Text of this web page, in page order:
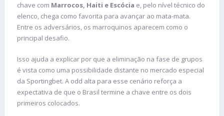
chave com Marrocos, Haiti e Escócia e, pelo nível técnico do
elenco, chega como favorita para avançar ao mata-mata.
Entre os adversários, os marroquinos aparecem como o
principal desafio.
Isso ajuda a explicar por que a eliminação na fase de grupos
é vista como uma possibilidade distante no mercado especial
da Sportingbet. A odd alta para esse cenário reforça a
expectativa de que o Brasil termine a chave entre os dois
primeiros colocados.